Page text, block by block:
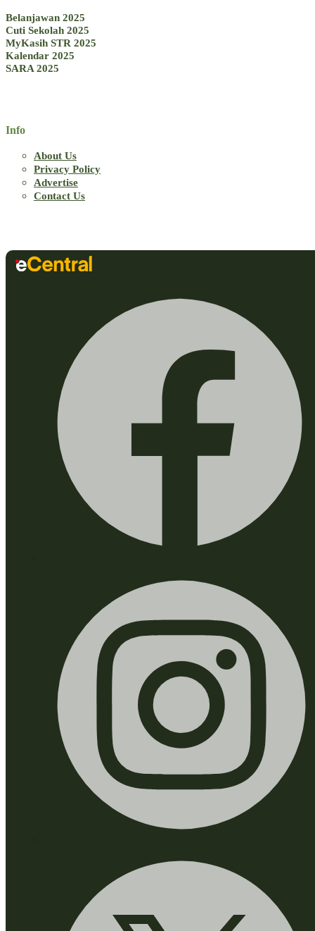
Belanjawan 2025
Cuti Sekolah 2025
MyKasih STR 2025
Kalendar 2025
SARA 2025
Info
About Us
Privacy Policy
Advertise
Contact Us